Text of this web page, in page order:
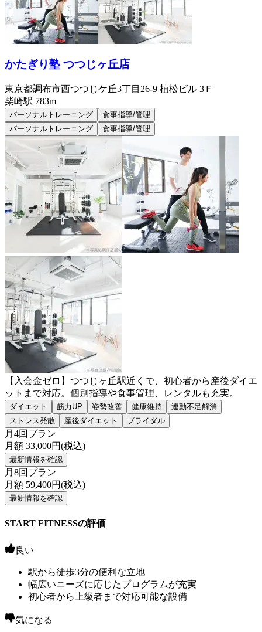
かたぎり塾 つつじヶ丘店
東京都調布市西つつじケ丘3丁目26-9 植松ビル 3Ｆ
柴崎駅 783m
パーソナルトレーニング
食事指導/管理
パーソナルトレーニング
食事指導/管理
【入会金ゼロ】つつじヶ丘駅近くで、初心者から産後ダイエ
ットまで対応。個別指導や食事管理、レンタルも充実。
ダイエット 筋力UP 姿勢改善 健康維持
運動不足解消
ストレス発散
産後ダイエット ブライダル
月4回プラン
月額 33,000円(税込)
最新情報を確認
月8回プラン
月額 59,400円(税込)
最新情報を確認
START FITNESSの評価
良い
駅から徒歩3分の便利な立地
幅広いニーズに応じたプログラムが充実
初心者から上級者まで対応可能な設備
気になる